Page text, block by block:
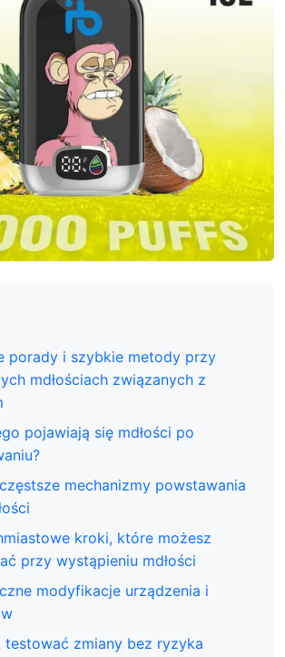
porady i szybkie metody przy
mdłościach związanych z
pojawiają się mdłości po
mechanizmy powstawania
kroki, które możesz
przy wystąpieniu mdłości
modyfikacje urządzenia i
testować zmiany bez ryzyka